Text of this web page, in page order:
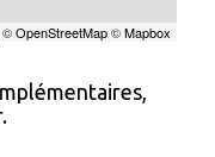
©OpenStreetMap©Mapbox